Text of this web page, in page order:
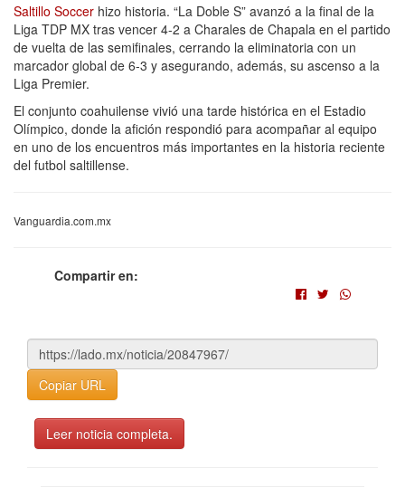
Saltillo Soccer hizo historia. “La Doble S” avanzó a la final de la
Liga TDP MX tras vencer 4-2 a Charales de Chapala en el partido
de vuelta de las semifinales, cerrando la eliminatoria con un
marcador global de 6-3 y asegurando, además, su ascenso a la
Liga Premier.
El conjunto coahuilense vivió una tarde histórica en el Estadio
Olímpico, donde la afición respondió para acompañar al equipo
en uno de los encuentros más importantes en la historia reciente
del futbol saltillense.
Vanguardia.com.mx
Compartir en:
Copiar URL
Leer noticia completa.